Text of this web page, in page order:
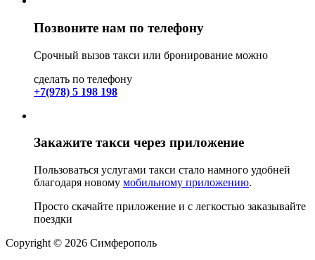
Позвоните нам по телефону
Срочный вызов такси или бронирование можно
сделать по телефону
+7(978) 5 198 198
Закажите такси через приложение
Пользоваться услугами такси стало намного удобней
благодаря новому мобильному приложению.
Просто скачайте приложение и с легкостью заказывайте
поездки
Copyright © 2026 Симферополь